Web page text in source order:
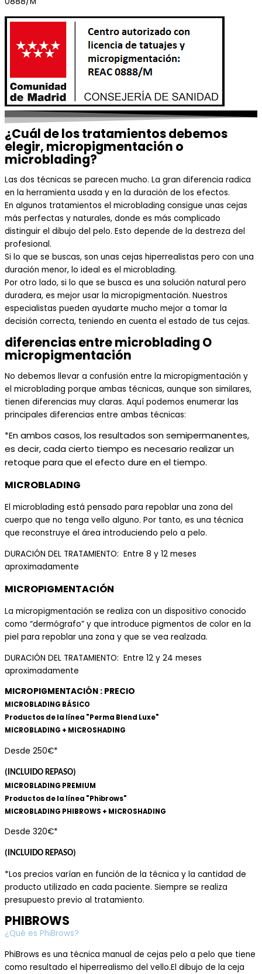
¿Cuál de los tratamientos debemos
elegir, micropigmentación o
microblading?
Las dos técnicas se parecen mucho. La gran diferencia radica
en la herramienta usada y en la duración de los efectos.
En algunos tratamientos el microblading consigue unas cejas
más perfectas y naturales, donde es más complicado
distinguir el dibujo del pelo. Esto depende de la destreza del
profesional.
Si lo que se buscas, son unas cejas hiperrealistas pero con una
duración menor, lo ideal es el microblading.
Por otro lado, si lo que se busca es una solución natural pero
duradera, es mejor usar la micropigmentación. Nuestros
especialistas pueden ayudarte mucho mejor a tomar la
decisión correcta, teniendo en cuenta el estado de tus cejas.
diferencias entre microblading O
micropigmentación
No debemos llevar a confusión entre la micropigmentación y
el microblading porque ambas técnicas, aunque son similares,
tienen diferencias muy claras. Aquí podemos enumerar las
principales diferencias entre ambas técnicas:
*En ambos casos, los resultados son semipermanentes,
es decir, cada cierto tiempo es necesario realizar un
retoque para que el efecto dure en el tiempo.
MICROBLADING
El microblading está pensado para repoblar una zona del
cuerpo que no tenga vello alguno. Por tanto, es una técnica
que reconstruye el área introduciendo pelo a pelo.
DURACIÓN DEL TRATAMIENTO: Entre 8 y 12 meses
aproximadamente
MICROPIGMENTACIÓN
La micropigmentación se realiza con un dispositivo conocido
como “dermógrafo” y que introduce pigmentos de color en la
piel para repoblar una zona y que se vea realzada.
DURACIÓN DEL TRATAMIENTO: Entre 12 y 24 meses
aproximadamente
MICROPIGMENTACIÓN : PRECIO
MICROBLADING BÁSICO
Productos de la línea "Perma Blend Luxe"
MICROBLADING + MICROSHADING
Desde 250€*
(INCLUIDO REPASO)
MICROBLADING PREMIUM
Productos de la línea "Phibrows"
MICROBLADING PHIBROWS + MICROSHADING
Desde 320€*
(INCLUIDO REPASO)
*Los precios varían en función de la técnica y la cantidad de
producto utilizado en cada paciente. Siempre se realiza
presupuesto previo al tratamiento.
PHIBROWS
¿Qué es PhiBrows?
PhiBrows es una técnica manual de cejas pelo a pelo que tiene
como resultado el hiperrealismo del vello.El dibujo de la ceja